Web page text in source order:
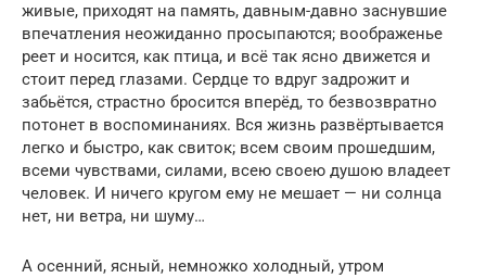
живые, приходят на память, давным-давно заснувшие
впечатления неожиданно просыпаются; воображенье
реет и носится, как птица, и всё так ясно движется и
стоит перед глазами. Сердце то вдруг задрожит и
забьётся, страстно бросится вперёд, то безвозвратно
потонет в воспоминаниях. Вся жизнь развёртывается
легко и быстро, как свиток; всем своим прошедшим,
всеми чувствами, силами, всею своею душою владеет
человек. И ничего кругом ему не мешает — ни солнца
нет, ни ветра, ни шуму…
А осенний, ясный, немножко холодный, утром